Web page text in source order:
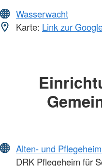
Wasserwacht
Karte: Link zur
Alten- und
DRK Pflegeheim für